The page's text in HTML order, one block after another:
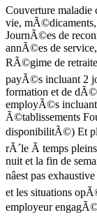
Couverture maladie
vie, mÃ©dicaments,
JournÃ©es de
annÃ©es de
RÃ©gime de
payÃ©s incluant 2
formation et de
employÃ©s incluant
Ã©tablissements
disponibilitÃ©) Et
rÃ´le Ã temps
nuit et la fin de
nâest pas
et les situations
employeur